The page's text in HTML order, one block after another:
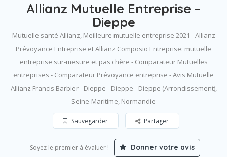
Allianz Mutuelle Entreprise –
Dieppe
Mutuelle santé Allianz, Meilleure mutuelle entreprise 2021 - Allianz
Prévoyance Entreprise et Allianz Composio Entreprise: mutuelle
entreprise sur-mesure et pas chère - Comparateur Mutuelles
entreprises - Comparateur Prévoyance entreprise - Avis Mutuelle
Allianz Francis Barbier - Dieppe - Dieppe - Dieppe (Arrondissement),
Seine-Maritime, Normandie
Sauvegarder Partager
Soyez le premier à évaluer ! Donner votre avis